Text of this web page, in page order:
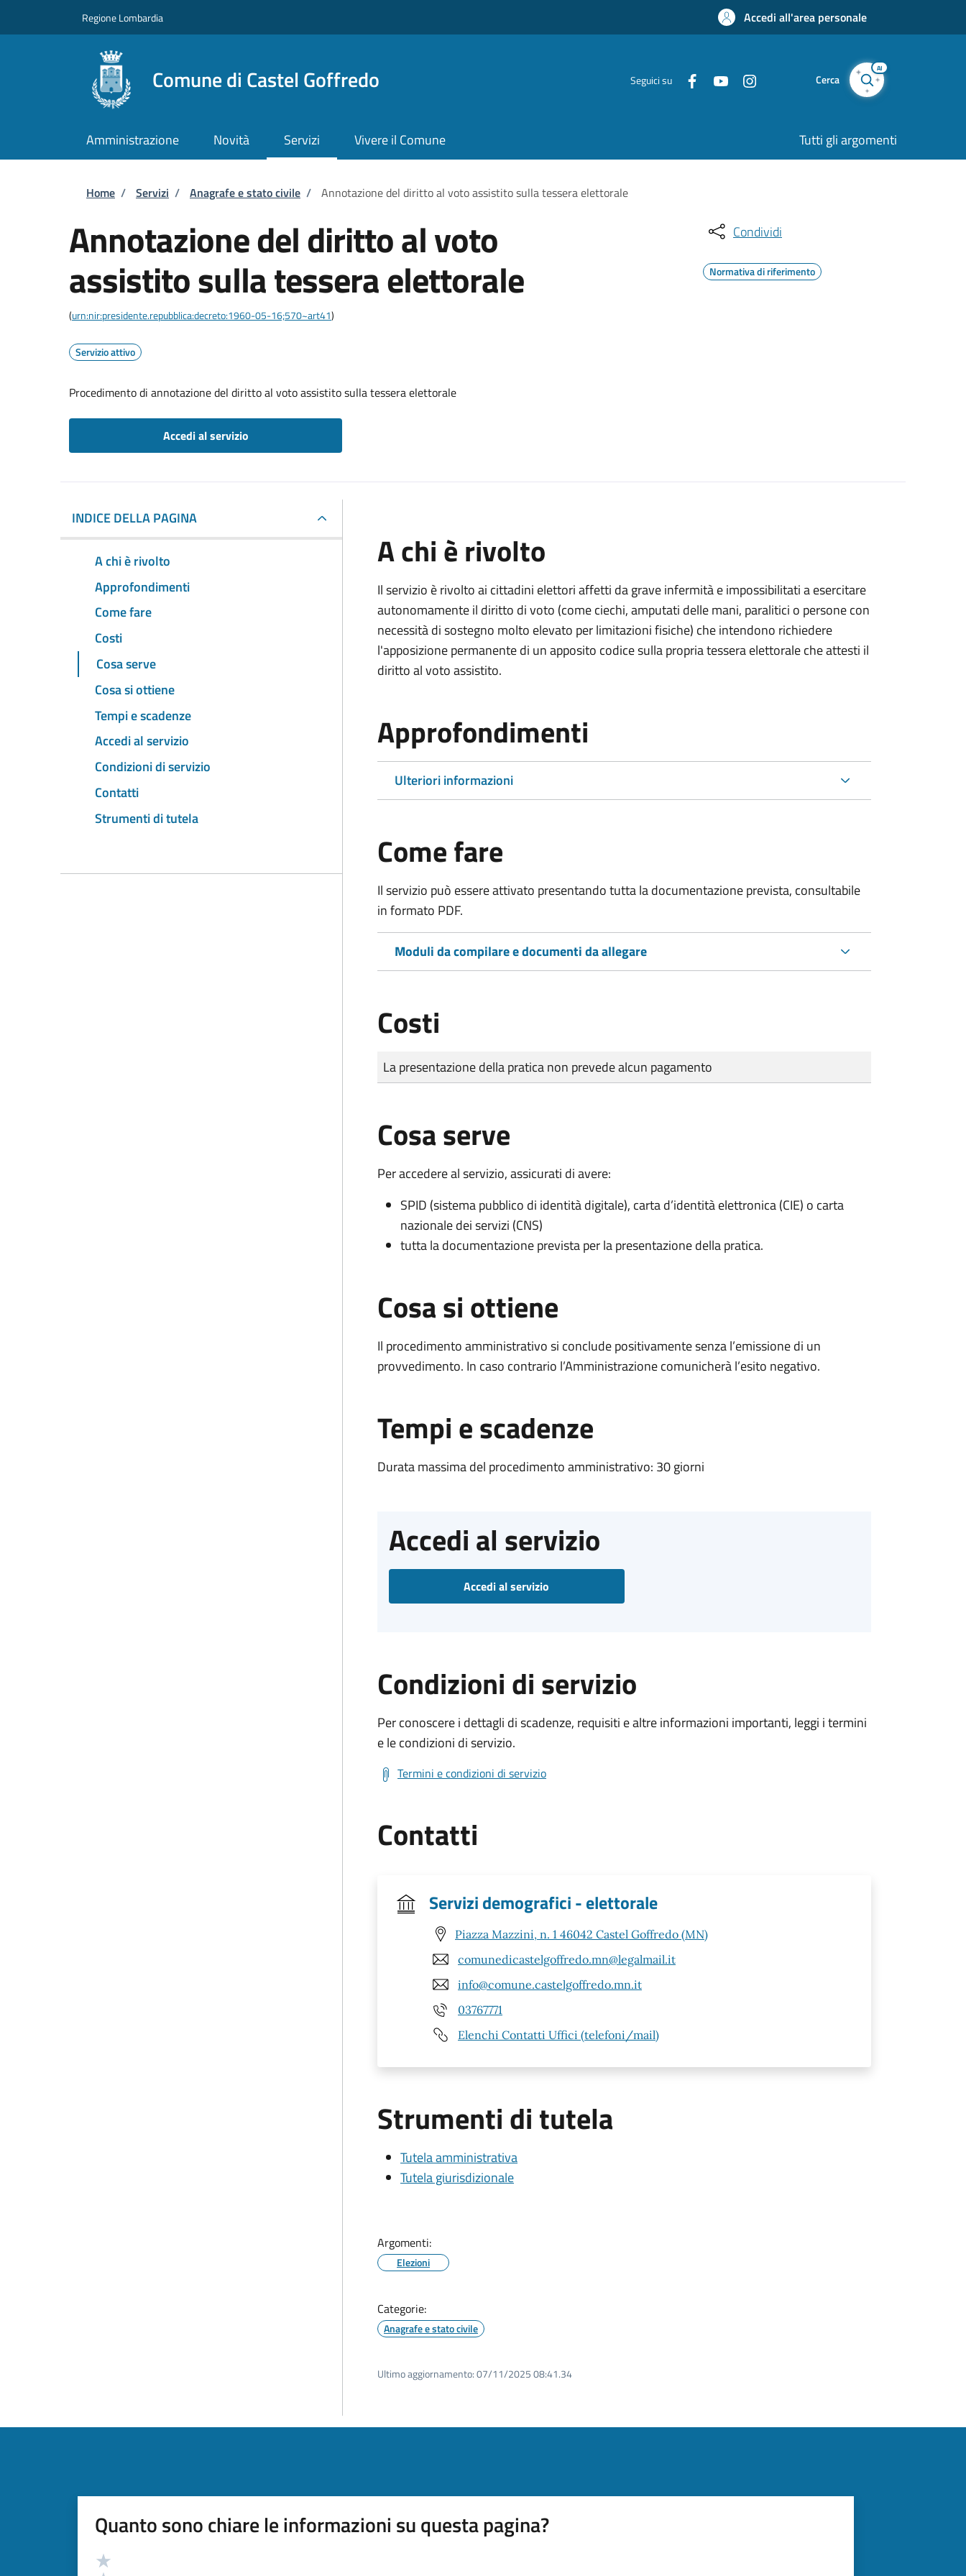
Regione Lombardia Accedi all'area personale
Comune di Castel Goffredo Seguici su Cerca
AI
Amministrazione Novità Servizi Vivere il Comune Tutti gli argomenti
Briciole di pane
Home / Servizi / Anagrafe e stato civile / Annotazione del diritto al voto assistito sulla tessera elettorale
Annotazione del diritto al voto
assistito sulla tessera elettorale
(urn:nir:presidente.repubblica:decreto:1960-05-16;570~art41)
Servizio attivo
Procedimento di annotazione del diritto al voto assistito sulla tessera elettorale
Accedi al servizio
Condividi
Normativa di riferimento
INDICE DELLA PAGINA
A chi è rivolto
Approfondimenti
Come fare
Costi
Cosa serve
Cosa si ottiene
Tempi e scadenze
Accedi al servizio
Condizioni di servizio
Contatti
Strumenti di tutela
A chi è rivolto
Il servizio è rivolto ai cittadini elettori affetti da grave infermità e impossibilitati a esercitare
autonomamente il diritto di voto (come ciechi, amputati delle mani, paralitici o persone con
necessità di sostegno molto elevato per limitazioni fisiche) che intendono richiedere
l'apposizione permanente di un apposito codice sulla propria tessera elettorale che attesti il
diritto al voto assistito.
Approfondimenti
Ulteriori informazioni
Come fare
Il servizio può essere attivato presentando tutta la documentazione prevista, consultabile
in formato PDF.
Moduli da compilare e documenti da allegare
Costi
Tipo di pagamento
Importo
La presentazione della pratica non prevede alcun pagamento
Cosa serve
Per accedere al servizio, assicurati di avere:
SPID (sistema pubblico di identità digitale), carta d’identità elettronica (CIE) o carta
nazionale dei servizi (CNS)
tutta la documentazione prevista per la presentazione della pratica.
Cosa si ottiene
Il procedimento amministrativo si conclude positivamente senza l’emissione di un
provvedimento. In caso contrario l’Amministrazione comunicherà l’esito negativo.
Tempi e scadenze
Durata massima del procedimento amministrativo: 30 giorni
Accedi al servizio
Accedi al servizio
Condizioni di servizio
Per conoscere i dettagli di scadenze, requisiti e altre informazioni importanti, leggi i termini
e le condizioni di servizio.
Termini e condizioni di servizio
Contatti
Servizi demografici - elettorale
Piazza Mazzini, n. 1 46042 Castel Goffredo (MN)
comunedicastelgoffredo.mn@legalmail.it
info@comune.castelgoffredo.mn.it
03767771
Elenchi Contatti Uffici (telefoni/mail)
Strumenti di tutela
Tutela amministrativa
Tutela giurisdizionale
Argomenti:
Elezioni
Categorie:
Anagrafe e stato civile
Ultimo aggiornamento:07/11/2025 08:41.34
Quanto sono chiare le informazioni su questa pagina?
Valutazione